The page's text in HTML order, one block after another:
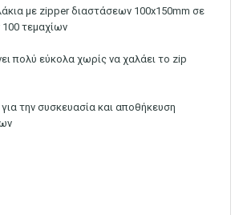
με zipper διαστάσεων 100x150mm σε
τεμαχίων
πολύ εύκολα χωρίς να χαλάει το zip
την συσκευασία και αποθήκευση